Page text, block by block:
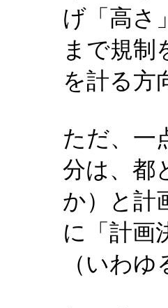
げ「高さ
まで規制
を計る方
ただ、一
分は、都
か）と計
に「計画
（いわ